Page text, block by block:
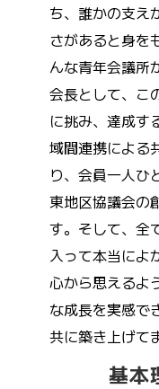
ち、誰かの支え
さがあると身を
んな青年会議所
会長として、こ
に挑み、達成す
域間連携による
り、会員一人ひ
東地区協議会の
す。そして、全
入って本当によ
心から思えるよ
な成長を実感で
共に築き上げて
基本